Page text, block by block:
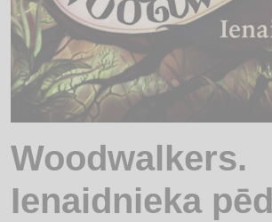
Woodwalkers.
Ienaidnieka